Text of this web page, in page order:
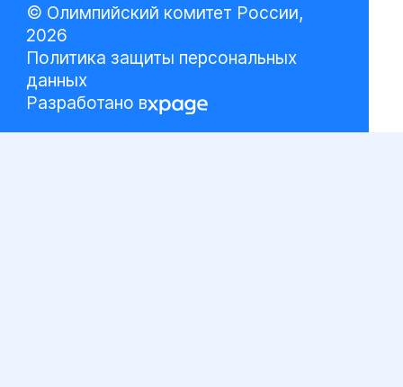
© Олимпийский комитет России,
2026
Политика защиты персональных
данных
Разработано в